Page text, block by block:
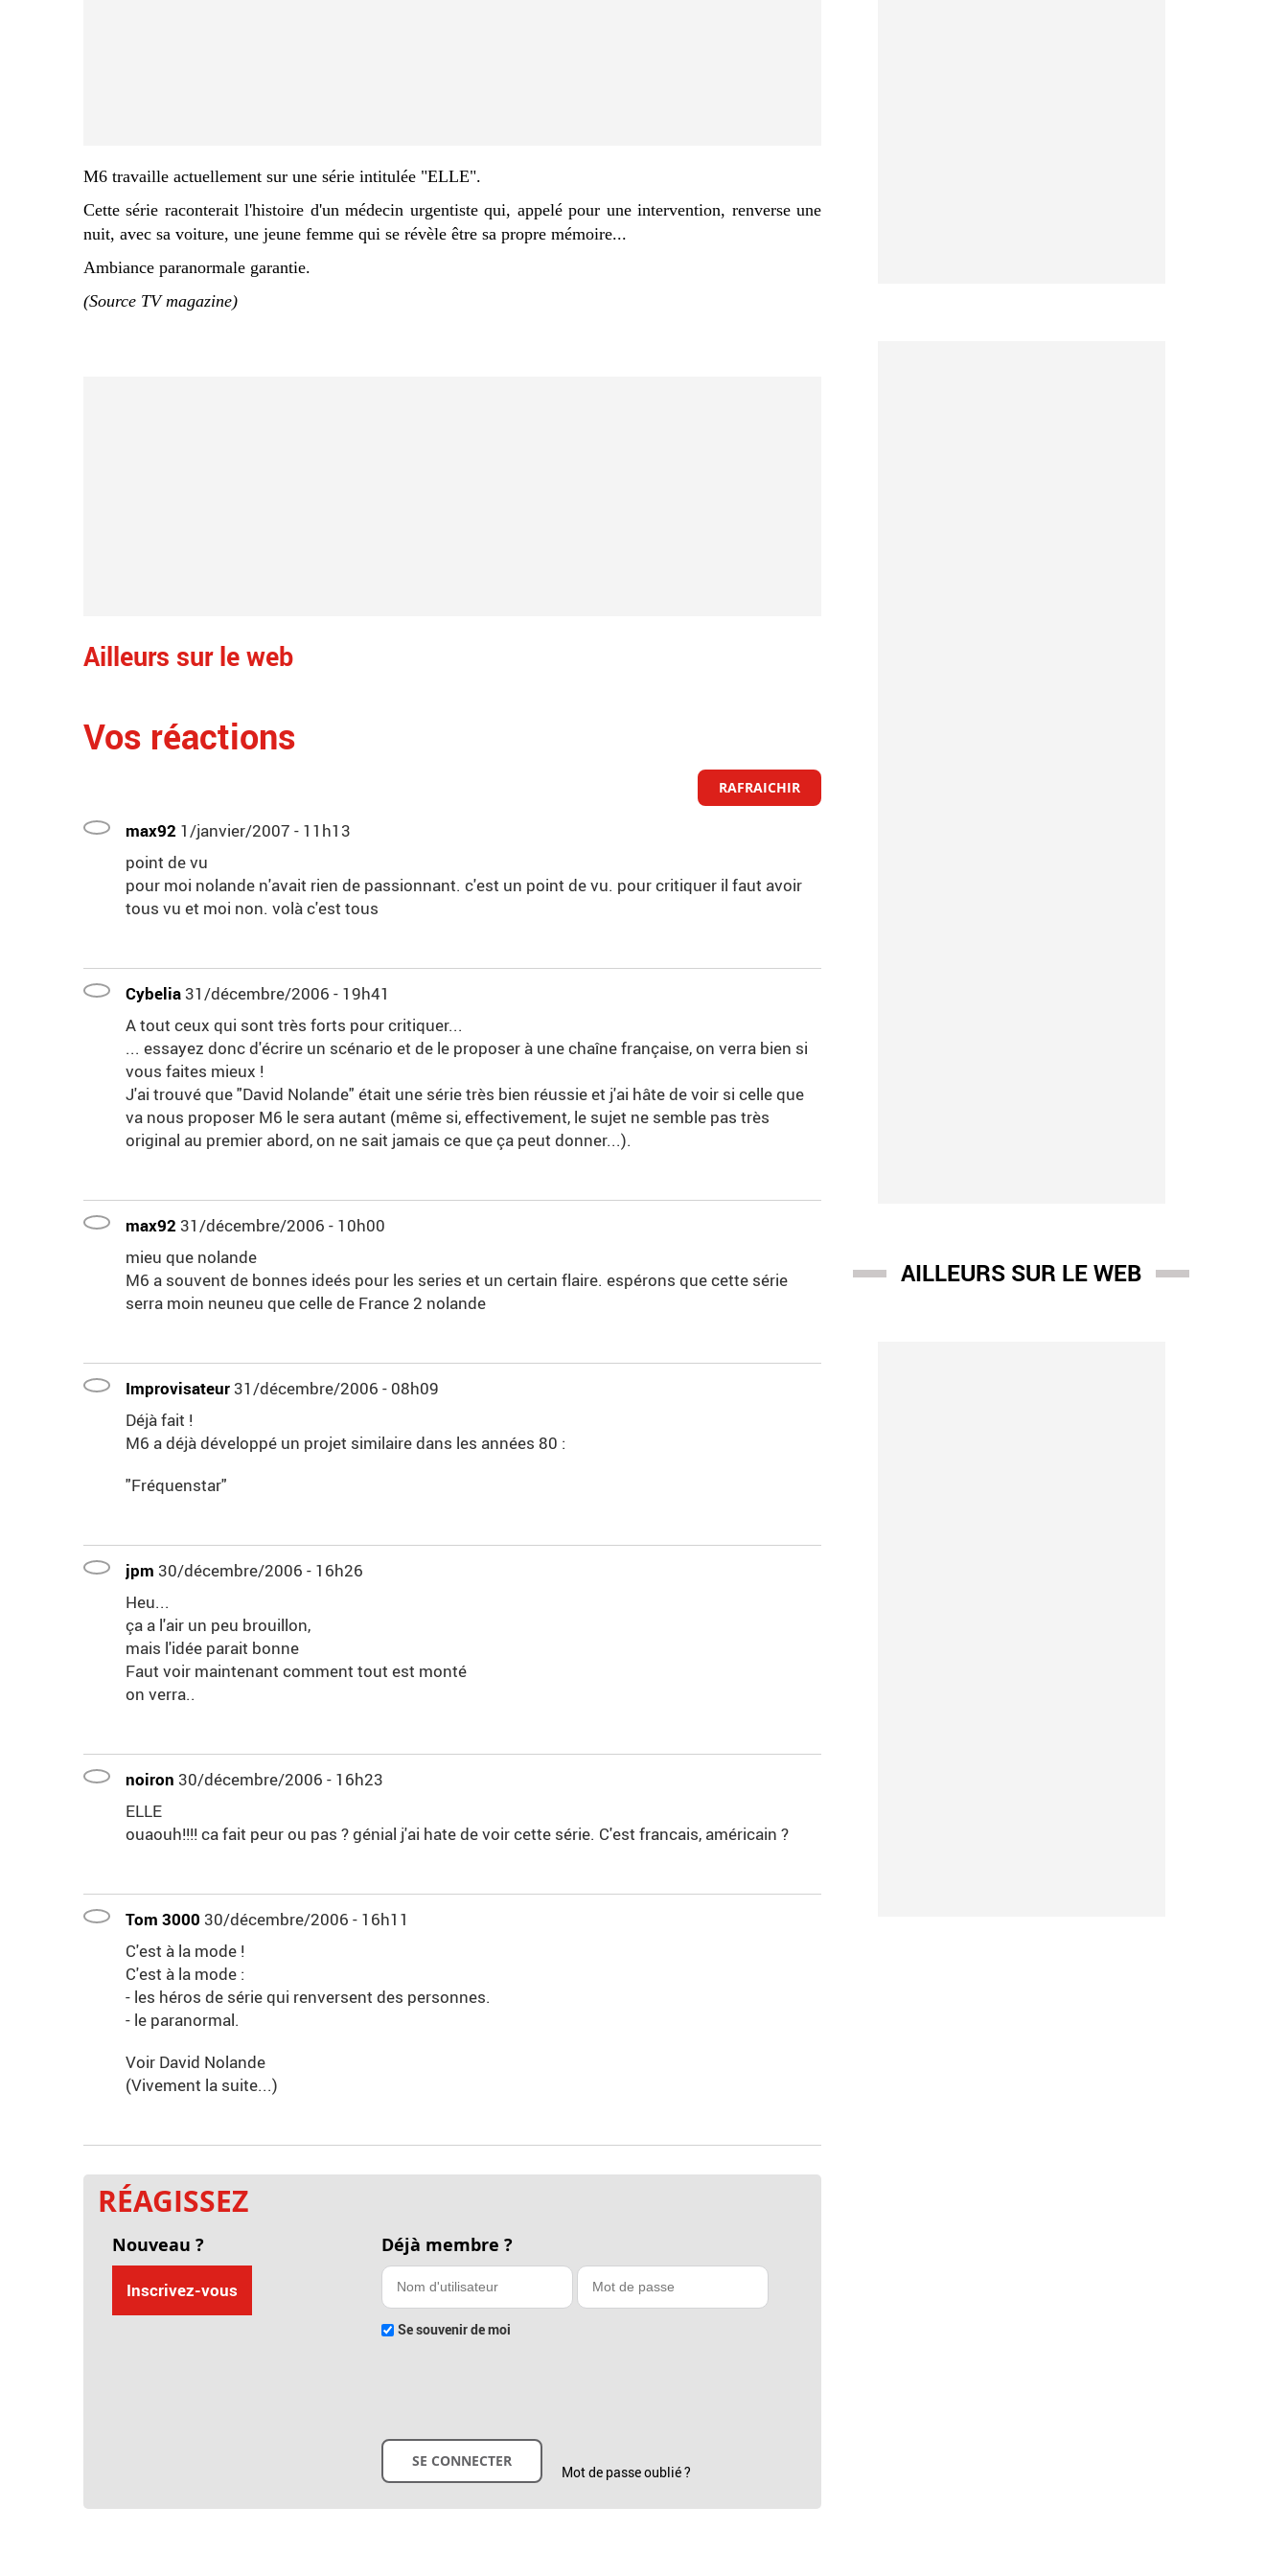
M6 travaille actuellement sur une série intitulée "ELLE".
Cette série raconterait l'histoire d'un médecin urgentiste qui, appelé pour une intervention, renverse une
nuit, avec sa voiture, une jeune femme qui se révèle être sa propre mémoire...
Ambiance paranormale garantie.
(Source TV magazine)
Ailleurs sur le web
Vos réactions
RAFRAICHIR
max92 1/janvier/2007 - 11h13
point de vu
pour moi nolande n'avait rien de passionnant. c'est un point de vu. pour critiquer il faut avoir
tous vu et moi non. volà c'est tous
Cybelia 31/décembre/2006 - 19h41
A tout ceux qui sont très forts pour critiquer...
... essayez donc d'écrire un scénario et de le proposer à une chaîne française, on verra bien si
vous faites mieux !
J'ai trouvé que "David Nolande" était une série très bien réussie et j'ai hâte de voir si celle que
va nous proposer M6 le sera autant (même si, effectivement, le sujet ne semble pas très
original au premier abord, on ne sait jamais ce que ça peut donner...).
max92 31/décembre/2006 - 10h00
mieu que nolande
M6 a souvent de bonnes ideés pour les series et un certain flaire. espérons que cette série
serra moin neuneu que celle de France 2 nolande
Improvisateur 31/décembre/2006 - 08h09
Déjà fait !
M6 a déjà développé un projet similaire dans les années 80 :
"Fréquenstar"
jpm 30/décembre/2006 - 16h26
Heu...
ça a l'air un peu brouillon,
mais l'idée parait bonne
Faut voir maintenant comment tout est monté
on verra..
noiron 30/décembre/2006 - 16h23
ELLE
ouaouh!!!! ca fait peur ou pas ? génial j'ai hate de voir cette série. C'est francais, américain ?
Tom 3000 30/décembre/2006 - 16h11
C'est à la mode !
C'est à la mode :
- les héros de série qui renversent des personnes.
- le paranormal.
Voir David Nolande
(Vivement la suite...)
RÉAGISSEZ
Nouveau ?
Inscrivez-vous
Déjà membre ?
Se souvenir de moi
Mot de passe oublié ?
AILLEURS SUR LE WEB